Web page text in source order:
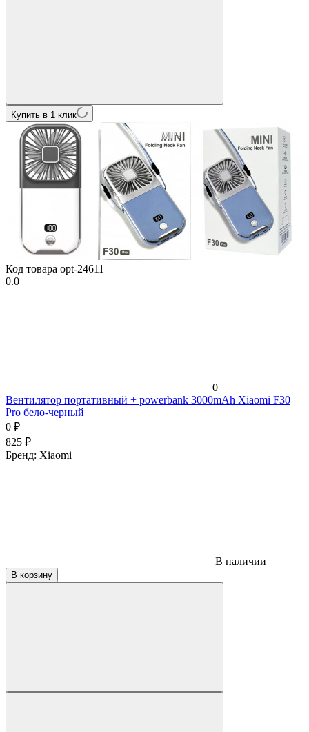
Купить в 1 клик
Код товара opt-24611
0.0
0
Вентилятор портативный + powerbank 3000mAh Xiaomi F30
Pro бело-черный
0 ₽
825 ₽
Бренд: Xiaomi
В наличии
В корзину